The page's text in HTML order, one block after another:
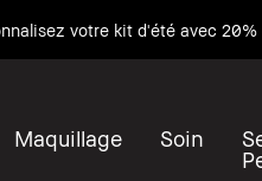
votre kit d'été avec 20%
Maquillage Soin